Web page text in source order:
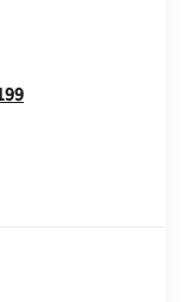
Window
Opens In New